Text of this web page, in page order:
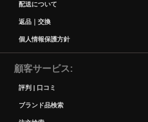
配送について
返品｜交換
個人情報保護方針
顧客サービス
評判 | 口コミ
ブランド品検索